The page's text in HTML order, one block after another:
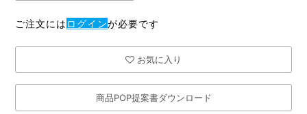
ご注文には ログインが必要です
お気に入り
商品POP提案書ダウンロード